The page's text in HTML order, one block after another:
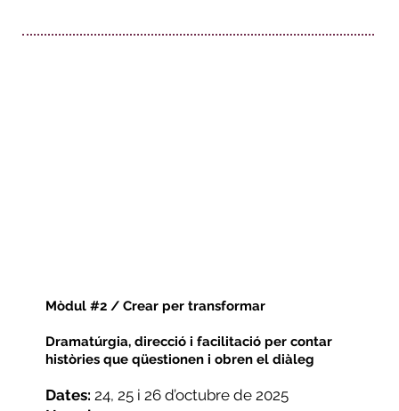
Mòdul #2 / Crear per transformar
Dramatúrgia, direcció i facilitació per contar
històries que qüestionen i obren el diàleg
Dates: 24, 25 i 26 d’octubre de 2025